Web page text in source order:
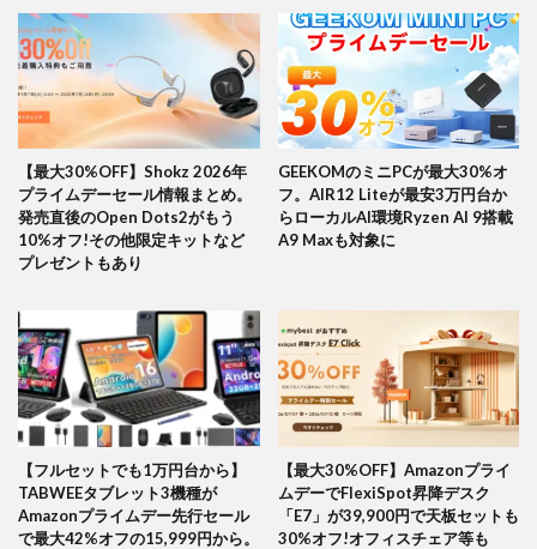
【最大30%OFF】Shokz 2026年
プライムデーセール情報まとめ。
発売直後のOpen Dots2がもう
10%オフ!その他限定キットなど
プレゼントもあり
GEEKOMのミニPCが最大30%オ
フ。AIR12 Liteが最安3万円台か
らローカルAI環境Ryzen AI 9搭載
A9 Maxも対象に
【フルセットでも1万円台から】
TABWEEタブレット3機種が
Amazonプライムデー先行セール
で最大42%オフの15,999円から。
【最大30%OFF】Amazonプライ
ムデーでFlexiSpot昇降デスク
「E7」が39,900円で天板セットも
30%オフ!オフィスチェア等も